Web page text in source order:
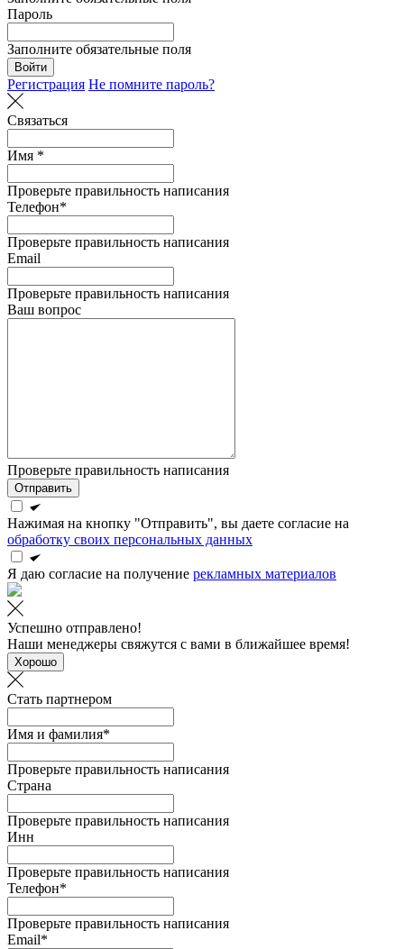
Пароль
Заполните обязательные поля
Войти
Регистрация Не помните пароль?
Связаться
Имя *
Проверьте правильность написания
Телефон*
Проверьте правильность написания
Email
Проверьте правильность написания
Ваш вопрос
Проверьте правильность написания
Отправить
Нажимая на кнопку "Отправить", вы даете согласие на
обработку своих персональных данных
Я даю согласие на получение рекламных материалов
Успешно отправлено!
Наши менеджеры свяжутся с вами в ближайшее время!
Хорошо
Стать партнером
Имя и фамилия*
Проверьте правильность написания
Страна
Проверьте правильность написания
Инн
Проверьте правильность написания
Телефон*
Проверьте правильность написания
Email*